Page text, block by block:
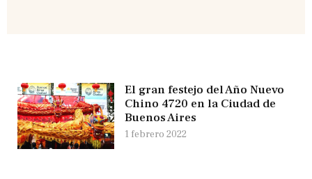
El gran festejo del Año Nuevo
Chino 4720 en la Ciudad de
Buenos Aires
1 febrero 2022